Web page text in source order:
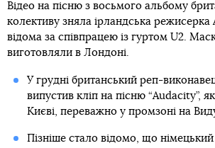
Відео на пісню з восьмого альбому
колективу зняла ірландська
відома за співпрацею із гуртом U2.
виготовляли в Лондоні.
У грудні британський реп-
випустив кліп на пісню “Audacity”,
Києві, переважно у промзоні на
Пізніше стало відомо, що німецький